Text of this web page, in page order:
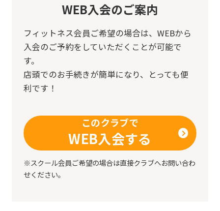
WEB入会のご案内
フィットネス会員ご希望の場合は、 WEBから
入会のご予約をしていただくことが可能で
す。
店頭でのお手続きが簡単になり、とっても便
利です！
このクラブで
WEB入会する
※スクール会員ご希望の場合は直接クラブへお問い合わ
せください。
this
before
using
service.